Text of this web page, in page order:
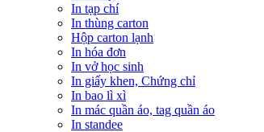
In tạp chí
In thùng carton
Hộp carton lạnh
In hóa đơn
In vở học sinh
In giấy khen, Chứng chỉ
In bao lì xì
In mác quần áo, tag quần áo
In standee